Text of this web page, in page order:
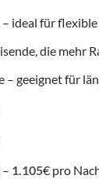
– ideal für
die mehr
geeignet für
– 1.105€ pro